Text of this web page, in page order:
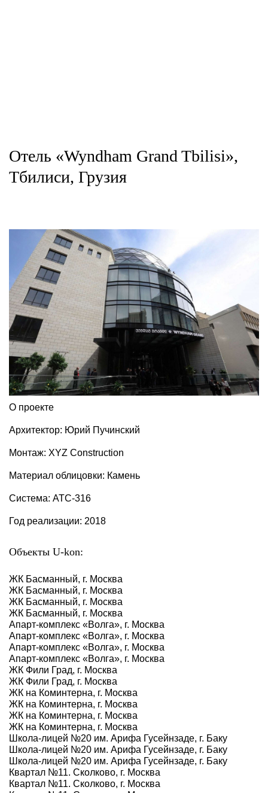
Отель «Wyndham Grand Tbilisi»,
Тбилиси, Грузия
О проекте
Архитектор: Юрий Пучинский
Монтаж: XYZ Construction
Материал облицовки: Камень
Система: АТС-316
Год реализации: 2018
Объекты U-kon:
ЖК Басманный, г. Москва
ЖК Басманный, г. Москва
ЖК Басманный, г. Москва
ЖК Басманный, г. Москва
Апарт-комплекс «Волга», г. Москва
Апарт-комплекс «Волга», г. Москва
Апарт-комплекс «Волга», г. Москва
Апарт-комплекс «Волга», г. Москва
ЖК Фили Град, г. Москва
ЖК Фили Град, г. Москва
ЖК на Коминтерна, г. Москва
ЖК на Коминтерна, г. Москва
ЖК на Коминтерна, г. Москва
ЖК на Коминтерна, г. Москва
Школа-лицей №20 им. Арифа Гусейнзаде, г. Баку
Школа-лицей №20 им. Арифа Гусейнзаде, г. Баку
Школа-лицей №20 им. Арифа Гусейнзаде, г. Баку
Квартал №11. Сколково, г. Москва
Квартал №11. Сколково, г. Москва